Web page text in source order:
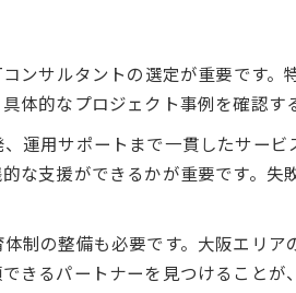
が実践する最新戦略を紹介
ンサルタント業務改革とは
ンサルタントの選定が重要です
的なプロジェクト事例を確認す
用サポートまで一貫したサービ
な支援ができるかが重要です。
制の整備も必要です。大阪エリ
きるパートナーを見つけること